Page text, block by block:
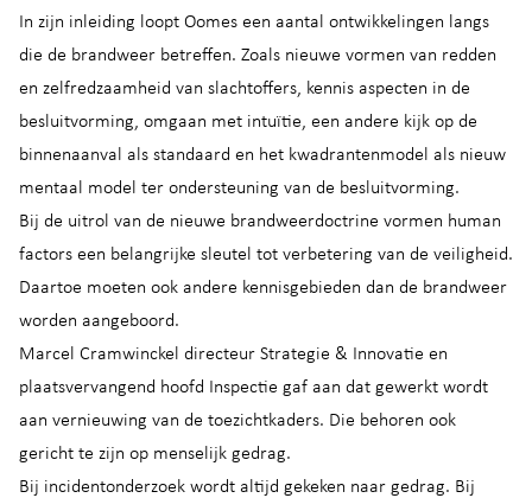
In zijn inleiding loopt Oomes een aantal ontwikkelingen langs
die de brandweer betreffen. Zoals nieuwe vormen van redden
en zelfredzaamheid van slachtoffers, kennis aspecten in de
besluitvorming, omgaan met intuïtie, een andere kijk op de
binnenaanval als standaard en het kwadrantenmodel als nieuw
mentaal model ter ondersteuning van de besluitvorming.
Bij de uitrol van de nieuwe brandweerdoctrine vormen human
factors een belangrijke sleutel tot verbetering van de veiligheid.
Daartoe moeten ook andere kennisgebieden dan de brandweer
worden aangeboord.
Marcel Cramwinckel directeur Strategie & Innovatie en
plaatsvervangend hoofd Inspectie gaf aan dat gewerkt wordt
aan vernieuwing van de toezichtkaders. Die behoren ook
gericht te zijn op menselijk gedrag.
Bij incidentonderzoek wordt altijd gekeken naar gedrag. Bij